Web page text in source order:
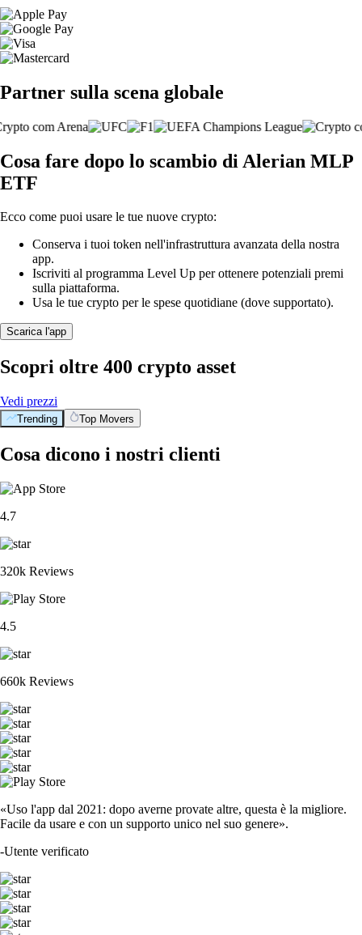
Partner sulla scena globale
Cosa fare dopo lo scambio di Alerian MLP
ETF
Ecco come puoi usare le tue nuove crypto:
Conserva i tuoi token nell'infrastruttura avanzata della nostra
app.
Iscriviti al programma Level Up per ottenere potenziali premi
sulla piattaforma.
Usa le tue crypto per le spese quotidiane (dove supportato).
Scarica l'app
Scopri oltre 400 crypto asset
Vedi prezzi
Trending Top Movers
Cosa dicono i nostri clienti
4.7
320k Reviews
4.5
660k Reviews
«Uso l'app dal 2021: dopo averne provate altre, questa è la migliore.
Facile da usare e con un supporto unico nel suo genere».
-Utente verificato